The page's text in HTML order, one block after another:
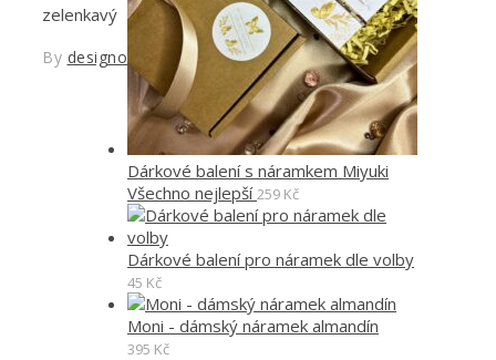
zelenkavý
By designoved
Dárkové balení s náramkem Miyuki
Všechno nejlepší 259 Kč
Dárkové balení pro náramek dle volby
45 Kč
Moni - dámský náramek almandín
395 Kč